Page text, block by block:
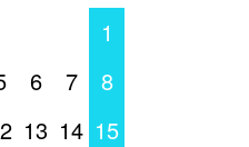
1
6 7
8
13 14 15